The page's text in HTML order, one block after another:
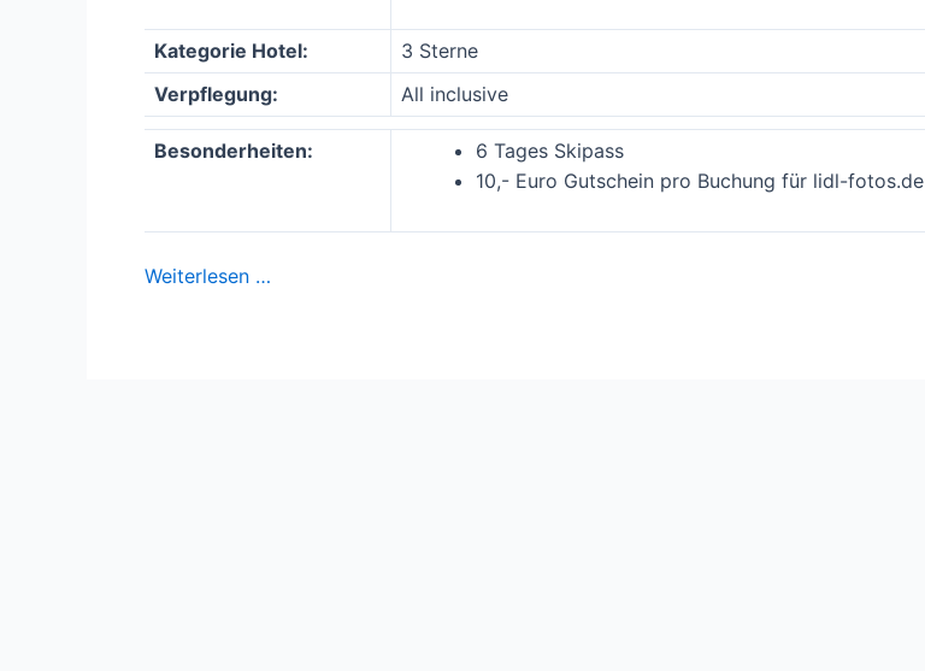
Kategorie Hotel:
3 Sterne
Verpflegung:
All inclusive
Besonderheiten:
6 Tages Skipass
10,- Euro Gutschein pro Buchung für lidl-fotos.de
Weiterlesen …